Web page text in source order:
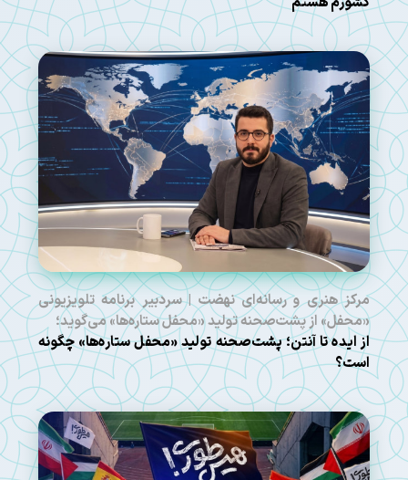
مرکز هنری و رسانه‌ای نهضت | سردبیر برنامه تلویزیونی
«محفل» از پشت‌صحنه تولید «محفل ستاره‌ها» می‌گوید؛
از ایده تا آنتن؛ پشت‌صحنه تولید «محفل ستاره‌ها» چگونه
است؟